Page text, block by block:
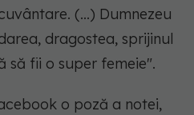
(...) Dumnezeu
dragostea, sprijinul
să fii o super femeie".
o poză a notei,